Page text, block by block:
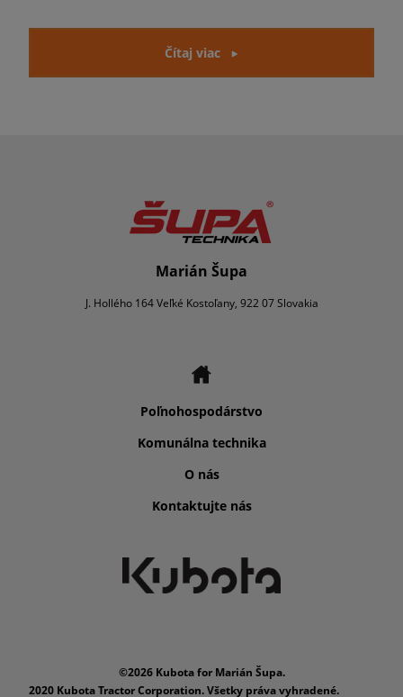
Čítaj viac
Marián Šupa
J. Hollého 164 Veľké Kostoľany, 922 07 Slovakia
Poľnohospodárstvo
Komunálna technika
O nás
Kontaktujte nás
©2026 Kubota for Marián Šupa.
2020 Kubota Tractor Corporation. Všetky práva vyhradené.